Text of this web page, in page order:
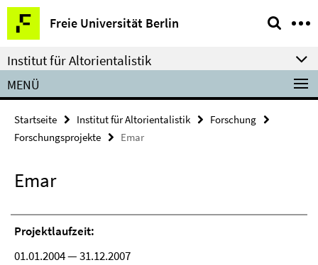
Springe
direkt
zu
Inhalt
Freie Universität Berlin
Service-
Navigation
Institut für Altorientalistik
MENÜ
Startseite Institut für Altorientalistik
Forschung
Forschungsprojekte
Emar
Emar
Projektlaufzeit:
01.01.2004 — 31.12.2007